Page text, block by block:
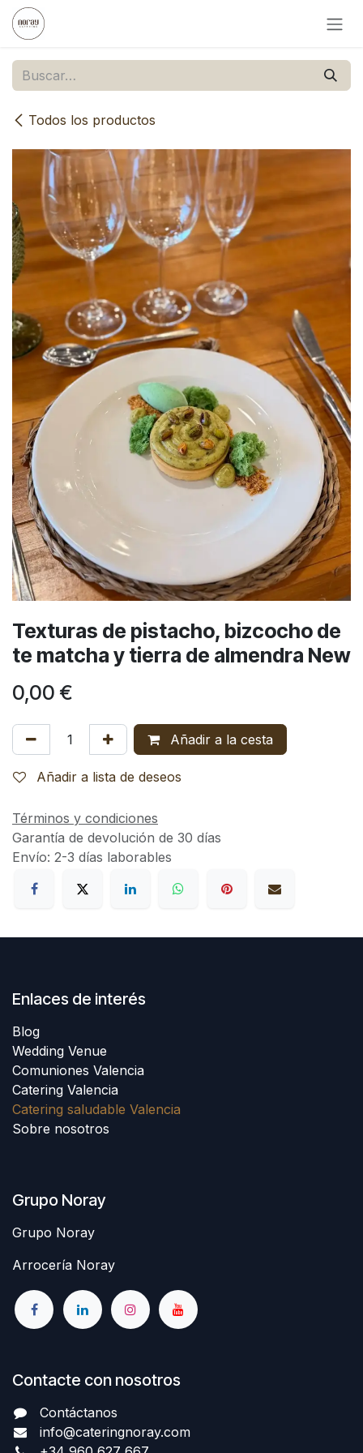
Ir al contenido
Todos los productos
Texturas de pistacho, bizcocho de
te matcha y tierra de almendra New
0,00 €
Añadir a la cesta
Añadir a lista de deseos
Términos y condiciones
Garantía de devolución de 30 días
Envío: 2-3 días laborables
Enlaces de interés
Blog
Wedding Venue
Comuniones Valencia
Catering Valencia
Catering saludable Valencia
Sobre nosotros
Grupo Noray
Grupo Noray
Arrocería Noray
Contacte con nosotros
Contáctanos
info@cateringnoray.com